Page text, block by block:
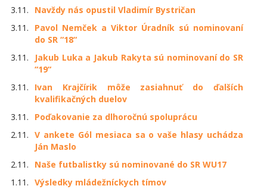
3.11.
Navždy nás opustil Vladimír Bystričan
3.11.
Pavol Nemček a Viktor Úradník sú nominovaní
do SR “18“
3.11.
Jakub Luka a Jakub Rakyta sú nominovaní do SR
“19“
3.11.
Ivan Krajčírik môže zasiahnuť do ďalších
kvalifikačných duelov
3.11.
Poďakovanie za dlhoročnú spoluprácu
2.11. V ankete Gól mesiaca sa o vaše hlasy uchádza
Ján Maslo
2.11.
Naše futbalistky sú nominované do SR WU17
1.11. Výsledky mládežníckych tímov